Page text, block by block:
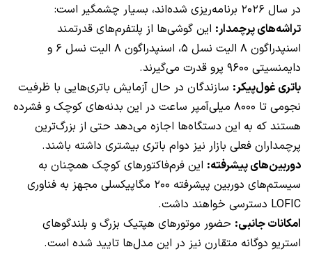
در سال ۲۰۲۶ برنامه‌ریزی شده‌اند، بسیار چشمگیر است:
تراشه‌های پرچمدار: این گوشی‌ها از پلتفرم‌های قدرتمند
اسنپدراگون ۸ الیت نسل ۵، اسنپدراگون ۸ الیت نسل ۶ و
دایمنسیتی ۹۶۰۰ پرو قدرت می‌گیرند.
باتری غول‌پیکر: سازندگان در حال آزمایش باتری‌هایی با ظرفیت
نجومی تا ۸۰۰۰ میلی‌آمپر ساعت در این بدنه‌های کوچک و فشرده
هستند که به این دستگاه‌ها اجازه می‌دهد حتی از بزرگ‌ترین
پرچمداران فعلی بازار نیز دوام باتری بیشتری داشته باشند.
دوربین‌های پیشرفته: این فرم‌فاکتورهای کوچک همچنان به
سیستم‌های دوربین پیشرفته ۲۰۰ مگاپیکسلی مجهز به فناوری
LOFIC دسترسی خواهند داشت.
امکانات جانبی: حضور موتورهای هپتیک بزرگ و بلندگوهای
استریو دوگانه متقارن نیز در این مدل‌ها تایید شده است.